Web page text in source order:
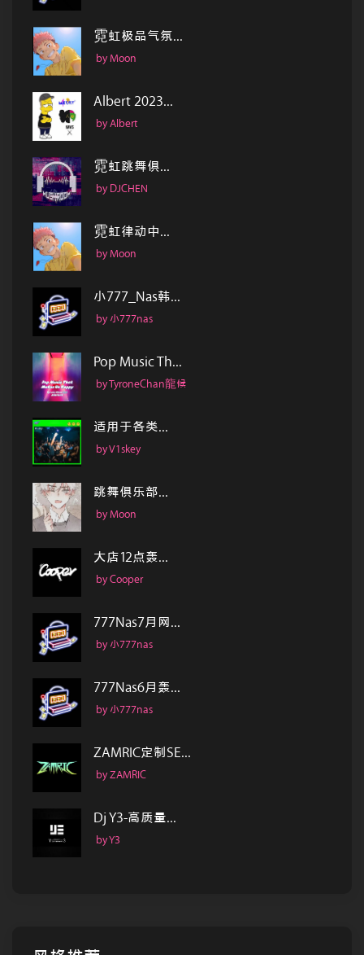
霓虹极品气氛...
by Moon
Albert 2023...
by Albert
霓虹跳舞俱...
by DJCHEN
霓虹律动中...
by Moon
小777_Nas韩...
by 小777nas
Pop Music Th...
by TyroneChan龍候
适用于各类...
by V1skey
跳舞俱乐部...
by Moon
大店12点轰...
by Cooper
777Nas7月网...
by 小777nas
777Nas6月轰...
by 小777nas
ZAMRIC定制SE...
by ZAMRIC
Dj Y3-高质量...
by Y3